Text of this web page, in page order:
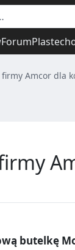
Forum
Amcor dla
butelkę